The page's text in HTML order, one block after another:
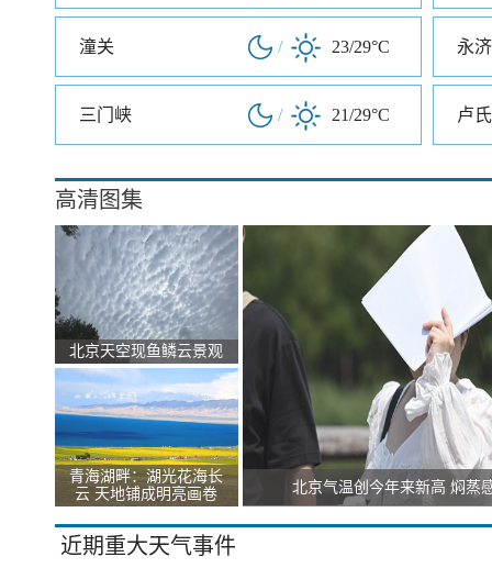
潼关 / 23/29°C 永济
三门峡 / 21/29°C 卢氏
高清图集
北京天空现鱼鳞云景观
青海湖畔：湖光花海长
云 天地铺成明亮画卷
北京气温创今年来新高 焖蒸
近期重大天气事件